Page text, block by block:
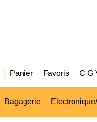
Panier Favoris C G
Bagagerie